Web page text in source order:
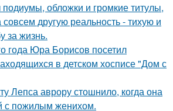
обложки и громкие титулы,
другую реальность - тихую и
за жизнь.
года Юра Борисов посетил
в детском хосписе "Дом с
Лепса аврору стошнило, когда она
с пожилым женихом.